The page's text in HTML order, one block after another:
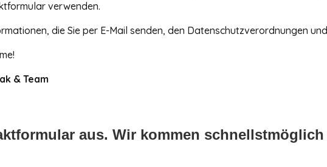
verwenden.
die Sie per E-Mail senden, den Datenschutzverordnungen
& Team
aus. Wir kommen schnellstmöglich